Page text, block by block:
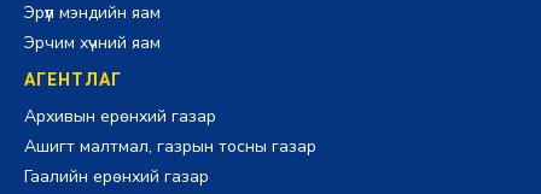
Эрүүл мэндийн яам
Эрчим хүчний яам
АГЕНТЛАГ
Архивын ерөнхий газар
Ашигт малтмал, газрын тосны газар
Гаалийн ерөнхий газар